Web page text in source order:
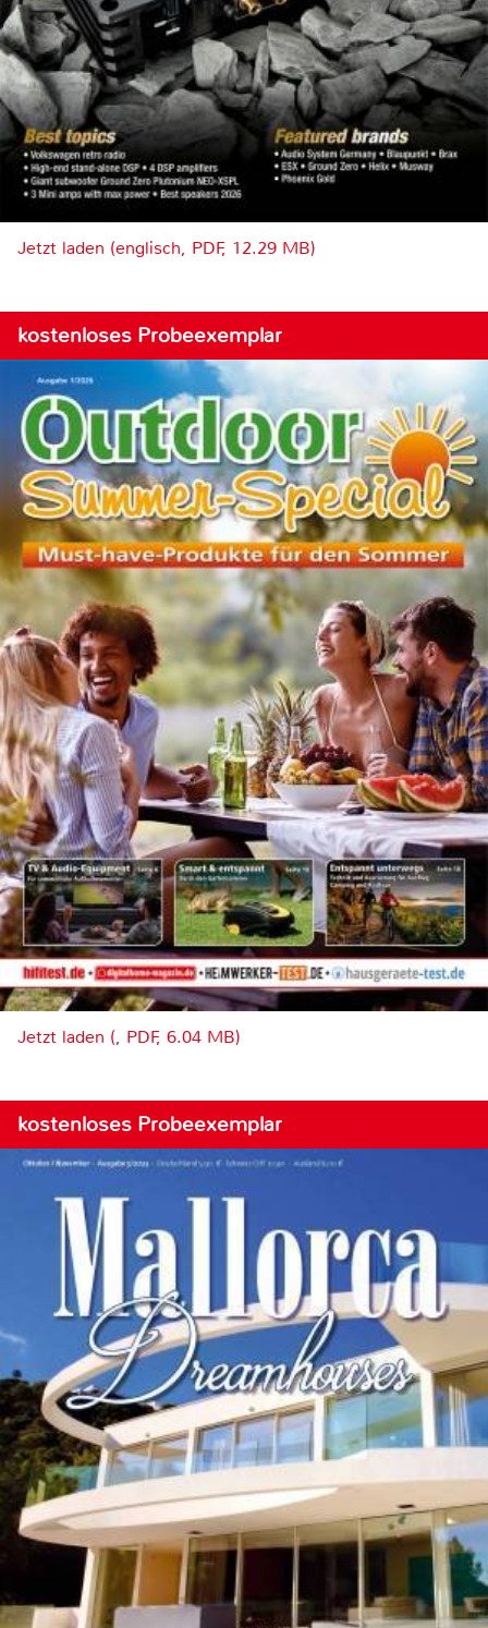
Jetzt laden (englisch, PDF, 12.29 MB)
kostenloses Probeexemplar
Jetzt laden (, PDF, 6.04 MB)
kostenloses Probeexemplar